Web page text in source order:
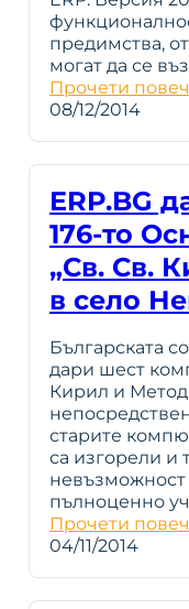
предимства,
могат да се
Прочети
08/12/2014
ERP.BG
176-то
„Св. Св.
в село
Българската
дари шест
Кирил и
старите
са изгорели и
невъзможност
пълноценно
Прочети
04/11/2014